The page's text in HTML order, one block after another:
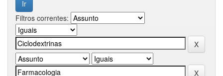
Filtros correntes: